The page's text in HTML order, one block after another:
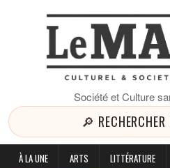
Société et Culture
🔎
À LA UNE ARTS LITTÉRATURE